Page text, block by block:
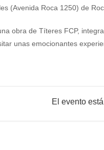
(Avenida Roca 1250) de
obra de Títeres FCP,
unas emocionantes
El evento